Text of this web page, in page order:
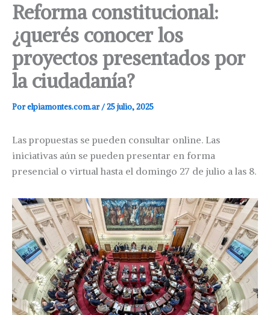
Reforma constitucional:
¿querés conocer los
proyectos presentados por
la ciudadanía?
Porelpiamontes.com.ar/25 julio, 2025
Las propuestas se pueden consultar online. Las
iniciativas aún se pueden presentar en forma
presencial o virtual hasta el domingo 27 de julio a las 8.